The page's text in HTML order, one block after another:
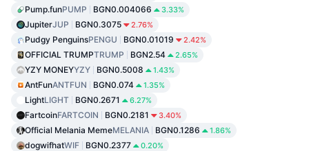
Pump.funPUMP BGN0.004066 3.33%
JupiterJUP BGN0.3075 2.76%
Pudgy PenguinsPENGU BGN0.01019 2.42%
OFFICIAL TRUMPTRUMP BGN2.54 2.65%
YZY MONEYYZY BGN0.5008 1.43%
AntFunANTFUN BGN0.074 1.35%
LightLIGHT BGN0.2671 6.27%
FartcoinFARTCOIN BGN0.2181 3.40%
Official Melania MemeMELANIA BGN0.1286 1.86%
dogwifhatWIF BGN0.2377 0.20%